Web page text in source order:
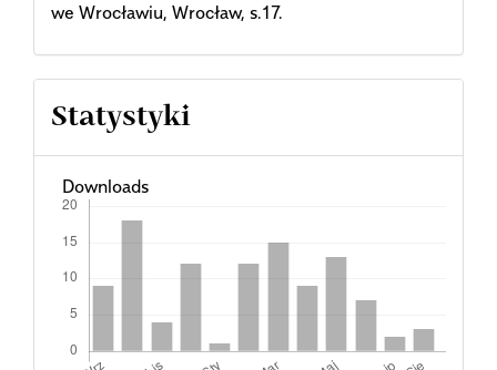
we Wrocławiu, Wrocław, s.17.
Statystyki
Downloads